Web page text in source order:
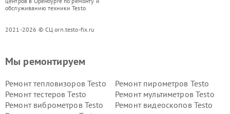
обслуживанию техники Testo
2021-2026 © СЦ orn.testo-fix.ru
Мы ремонтируем
Ремонт тепловизоров Testo
Ремонт пирометров Testo
Ремонт тестеров Testo
Ремонт мультиметров Testo
Ремонт виброметров Testo
Ремонт видеоскопов Testo